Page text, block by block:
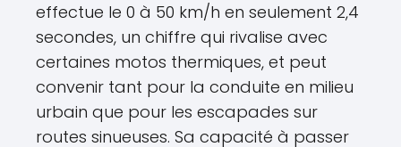
effectue le 0 à 50 km/h en seulement 2,4
secondes, un chiffre qui rivalise avec
certaines motos thermiques, et peut
convenir tant pour la conduite en milieu
urbain que pour les escapades sur
routes sinueuses. Sa capacité à passer